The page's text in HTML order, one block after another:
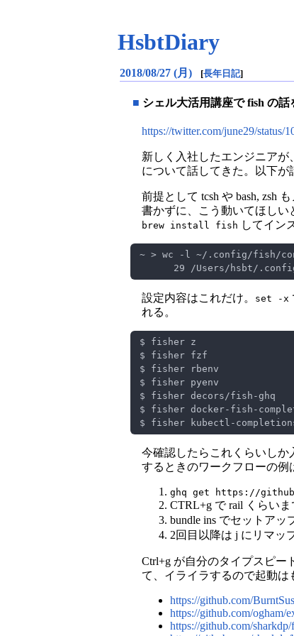
HsbtDiary
2018/08/27 (月) [長年日記]
■ シェル大活用講座で fish の話
https://twitter.com/june29/status/
新しく入社したエンジニア
について話してきた。以下が
前提として tcsh や bash, zsh
書かずに、こう動いてほしい
brew install fish してイン
設定内容はこれだけ。 set -x
れる。
今確認したらこれくらいしか
するときのワークフローの例
ghq get https://
CTRL+g で rail くらい
bundle ins でセットアッ
2回目以降は j にリマッ
Ctrl+g が自分のタイプスピー
て、イライラするので起動は
https://github.com/
https://github.com/ogham/
https://github.com/sharkdp/